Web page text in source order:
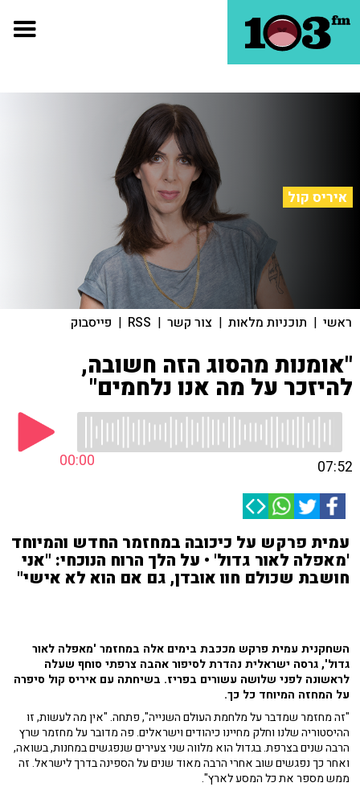
איריס קול
ראשי | תוכניות מלאות | צור קשר |
RSS
| פייסבוק
"אומנות מהסוג הזה חשובה,
להיזכר על מה אנו נלחמים"
00:00 07:52
עמית פרקש על כיכובה במחזמר החדש והמיוחד
'מאפלה לאור גדול' • על הלך הרוח הנוכחי: "אני
חושבת שכולם חוו אובדן, גם אם הוא לא אישי"
השחקנית עמית פרקש מככבת בימים אלה במחזמר 'מאפלה לאור
גדול', גרסה ישראלית נהדרת לסיפור אהבה צרפתי סוחף שעלה
לראשונה לפני שלושה עשורים בפריז. בשיחתה עם איריס קול סיפרה
על המחזה המיוחד כל כך.
"זה מחזמר שמדבר על מלחמת העולם השנייה", פתחה. "אין מה לעשות, זו
ההיסטוריה שלנו וחלק מחיינו כיהודים וישראלים. פה מדובר על מחזמר שרץ
הרבה שנים בצרפת. בגדול הוא מלווה שני צעירים שנפגשים במחנות, בשואה,
ואחר כך נפגשים שוב אחרי הרבה מאוד שנים על הספינה בדרך לישראל. זה
ממש מספר את כל המסע לארץ".